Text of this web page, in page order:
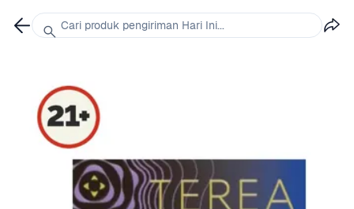
Cari produk pengiriman Hari Ini...